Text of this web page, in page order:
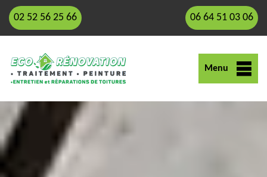
02 52 56 25 66 06 64 51 03 06
Menu